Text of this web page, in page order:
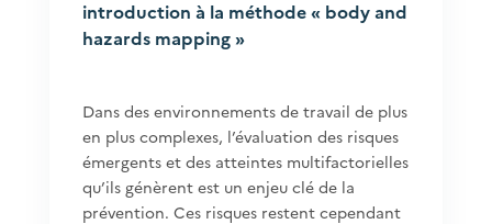
introduction à la méthode « body and
hazards mapping »
Dans des environnements de travail de plus
en plus complexes, l’évaluation des risques
émergents et des atteintes multifactorielles
qu’ils génèrent est un enjeu clé de la
prévention. Ces risques restent cependant